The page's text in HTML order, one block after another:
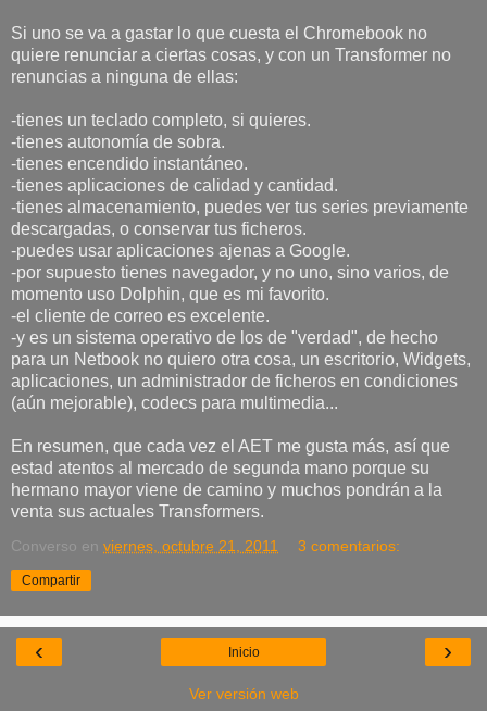
Si uno se va a gastar lo que cuesta el Chromebook no
quiere renunciar a ciertas cosas, y con un Transformer no
renuncias a ninguna de ellas:
-tienes un teclado completo, si quieres.
-tienes autonomía de sobra.
-tienes encendido instantáneo.
-tienes aplicaciones de calidad y cantidad.
-tienes almacenamiento, puedes ver tus series previamente
descargadas, o conservar tus ficheros.
-puedes usar aplicaciones ajenas a Google.
-por supuesto tienes navegador, y no uno, sino varios, de
momento uso Dolphin, que es mi favorito.
-el cliente de correo es excelente.
-y es un sistema operativo de los de "verdad", de hecho
para un Netbook no quiero otra cosa, un escritorio, Widgets,
aplicaciones, un administrador de ficheros en condiciones
(aún mejorable), codecs para multimedia...
En resumen, que cada vez el AET me gusta más, así que
estad atentos al mercado de segunda mano porque su
hermano mayor viene de camino y muchos pondrán a la
venta sus actuales Transformers.
Converso en viernes, octubre 21, 2011 3 comentarios:
Compartir
‹ ›
Inicio
Ver versión web